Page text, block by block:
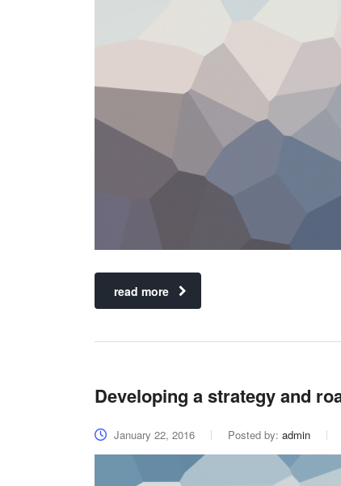
read more
Developing a strategy and
January 22, 2016 Posted by: admin